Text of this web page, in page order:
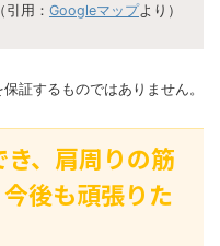
（引用： Googleマップより）
証するものではありません。
、肩周りの筋
後も頑張りた